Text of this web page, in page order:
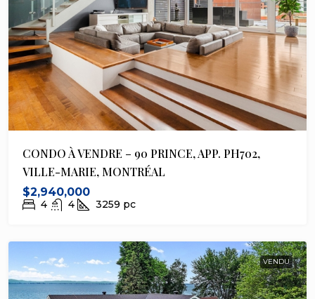
CONDO À VENDRE – 90 PRINCE, APP. PH702,
VILLE-MARIE, MONTRÉAL
$2,940,000
4 4 3259 pc
VENDU